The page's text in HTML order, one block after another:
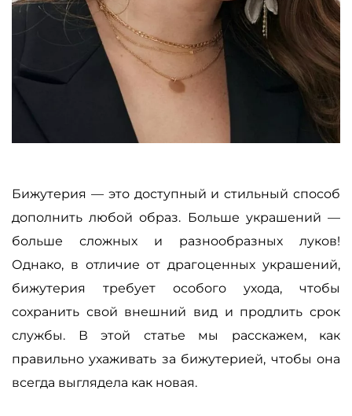
Бижутерия —это доступный и стильный способ
дополнить любой образ. Больше украшений —
больше сложных и разнообразных луков!
Однако, в отличие от драгоценных украшений,
бижутерия требует особого ухода, чтобы
сохранить свой внешний вид и продлить срок
службы. В этой статье мы расскажем, как
правильно ухаживать за бижутерией, чтобы она
всегда выглядела как новая.